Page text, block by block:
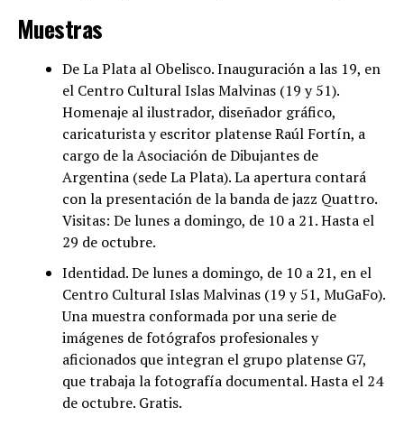
Muestras
De La Plata al Obelisco. Inauguración a las 19, en
el Centro Cultural Islas Malvinas (19 y 51).
Homenaje al ilustrador, diseñador gráfico,
caricaturista y escritor platense Raúl Fortín, a
cargo de la Asociación de Dibujantes de
Argentina (sede La Plata). La apertura contará
con la presentación de la banda de jazz Quattro.
Visitas: De lunes a domingo, de 10 a 21. Hasta el
29 de octubre.
Identidad. De lunes a domingo, de 10 a 21, en el
Centro Cultural Islas Malvinas (19 y 51, MuGaFo).
Una muestra conformada por una serie de
imágenes de fotógrafos profesionales y
aficionados que integran el grupo platense G7,
que trabaja la fotografía documental. Hasta el 24
de octubre. Gratis.